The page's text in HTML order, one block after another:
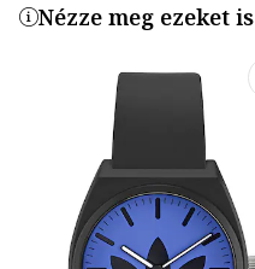
Nézze meg ezeket is